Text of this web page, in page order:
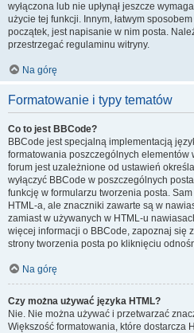
wyłączona lub nie upłynął jeszcze
użycie tej funkcji. Innym, łatwym
początek, jest napisanie w nim posta.
przestrzegać regulaminu witryny.
Na górę
Formatowanie i typy tematów
Co to jest BBCode?
BBCode jest specjalną implementacją
formatowania poszczególnych elementów
forum jest uzależnione od ustawień
wyłączyć BBCode w poszczególnych
funkcję w formularzu tworzenia posta.
HTML-a, ale znaczniki zawarte są w
zamiast w używanych w HTML-u
więcej informacji o BBCode, zapoznaj się
strony tworzenia posta po kliknięciu
Na górę
Czy można używać języka HTML?
Nie. Nie można używać i przetwarzać
Większość formatowania, które dostarcza